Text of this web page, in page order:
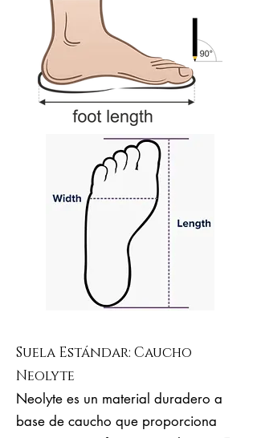
Suela Estándar: Caucho
Neolyte
Neolyte es un material duradero a
base de caucho que proporciona